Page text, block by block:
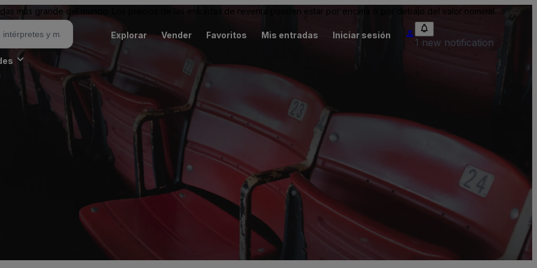
más grande del mundo. Los precios de las entradas de reventa pueden estar por encima o por debajo del valor nominal.
Explorar Vender Favoritos Mis entradas Iniciar sesión
1 new notification